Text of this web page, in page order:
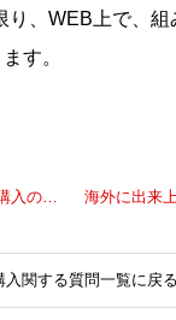
り、WEB上で、組
す。
オンラインショップで購入の場合と、それ以外で購入の場合、価格に違いはありますか
入関する質問一覧に戻る